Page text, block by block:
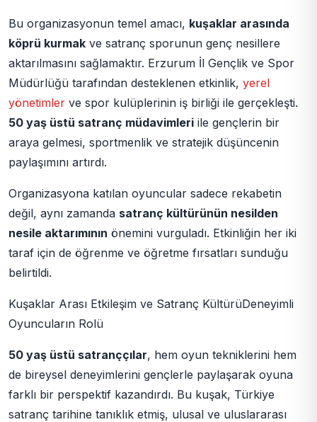
Bu organizasyonun temel amacı, kuşaklar arasında
köprü kurmak ve satranç sporunun genç nesillere
aktarılmasını sağlamaktır. Erzurum İl Gençlik ve Spor
Müdürlüğü tarafından desteklenen etkinlik, yerel
yönetimler ve spor kulüplerinin iş birliği ile gerçekleşti.
50 yaş üstü satranç müdavimleri ile gençlerin bir
araya gelmesi, sportmenlik ve stratejik düşüncenin
paylaşımını artırdı.
Organizasyona katılan oyuncular sadece rekabetin
değil, aynı zamanda satranç kültürünün nesilden
nesile aktarımının önemini vurguladı. Etkinliğin her iki
taraf için de öğrenme ve öğretme fırsatları sunduğu
belirtildi.
Kuşaklar Arası Etkileşim ve Satranç KültürüDeneyimli
Oyuncuların Rolü
50 yaş üstü satranççılar, hem oyun tekniklerini hem
de bireysel deneyimlerini gençlerle paylaşarak oyuna
farklı bir perspektif kazandırdı. Bu kuşak, Türkiye
satranç tarihine tanıklık etmiş, ulusal ve uluslararası